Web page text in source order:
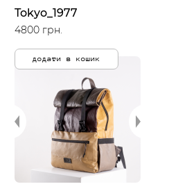
Tokyo_1977
4800 грн.
додати в кошик